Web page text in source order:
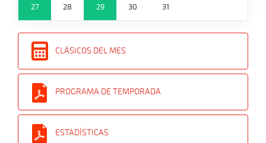
27 28 29 30 31
CLÁSICOS DEL MES
PROGRAMA DE TEMPORADA
ESTADÍSTICAS